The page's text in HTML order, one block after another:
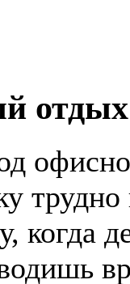
отдых
когда